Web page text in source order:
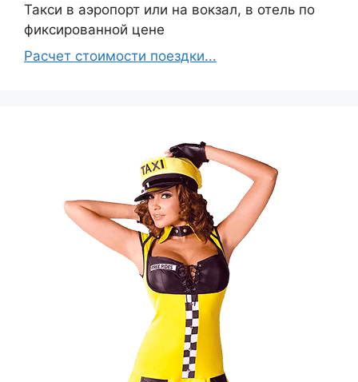
Такси в аэропорт или на вокзал, в отель по
фиксированной цене
Расчет стоимости поездки...